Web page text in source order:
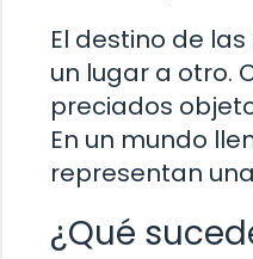
El destino de
un lugar a otro.
preciados
En un mundo
representan
¿Qué